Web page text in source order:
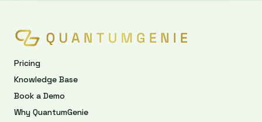
Pricing
Knowledge Base
Book a Demo
Why QuantumGenie